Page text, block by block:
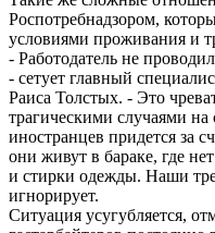
Роспотребнадзором,
условиями проживания и
- Работодатель не
- сетует главный
Раиса Толстых. - Это
трагическими случаями на
иностранцев придется за
они живут в бараке, где
и стирки одежды. Наши
игнорирует.
Ситуация усугубляется,